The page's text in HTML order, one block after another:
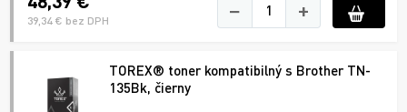
39,34 € bez DPH − +
TOREX® toner kompatibilný s Brother TN-
135Bk, čierny